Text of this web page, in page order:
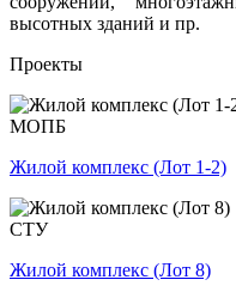
высотных зданий и пр.
Проекты
МОПБ
Жилой комплекс (Лот 1-2)
СТУ
Жилой комплекс (Лот 8)